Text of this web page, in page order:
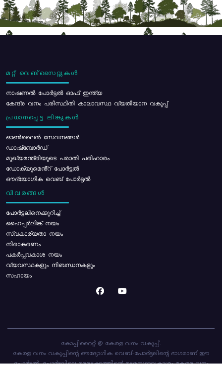
മറ്റ് വെബ്സൈറ്റുകൾ
നാഷണൽ പോർട്ടൽ ഓഫ് ഇന്ത്യ
കേന്ദ്ര വനം പരിസ്ഥിതി കാലാവസ്ഥ വ്യതിയാന വകുപ്പ്
പ്രധാനപ്പെട്ട ലിങ്കുകൾ
ഓൺലൈൻ സേവനങ്ങൾ
ഡാഷ്ബോർഡ്
മുഖ്യമന്ത്രിയുടെ പരാതി പരിഹാരം
ഡോക്യുമെൻ്റ് പോർട്ടൽ
ഔദ്യോഗിക വെബ് പോർട്ടൽ
വിവരങ്ങൾ
പോര്‍ട്ടലിനെക്കുറിച്ച്
ഹൈപ്പർലിങ്ക് നയം
സ്വകാര്യതാ നയം
നിരാകരണം
പകർപ്പവകാശ നയം
വ്യവസ്ഥകളും നിബന്ധനകളും
സഹായം
കോപ്പിറൈറ്റ് @ കേരള വനം വകുപ്പ്.
കേരള വനം വകുപ്പിന്റെ ഔദ്യോഗിക വെബ്-പോർട്ടലിന്റെ ഭാഗമാണ് ഈ
പോർട്ടൽ. പോർട്ടലിലെ ഉള്ളടക്കത്തിന്റെ ഉടമസ്ഥാവകാശം കേരള വനം